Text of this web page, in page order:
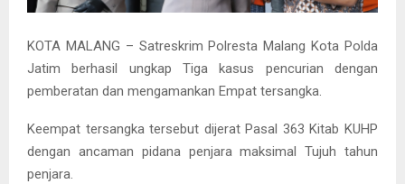
KOTA MALANG – Satreskrim Polresta Malang Kota Polda
Jatim berhasil ungkap Tiga kasus pencurian dengan
pemberatan dan mengamankan Empat tersangka.
Keempat tersangka tersebut dijerat Pasal 363 Kitab KUHP
dengan ancaman pidana penjara maksimal Tujuh tahun
penjara.